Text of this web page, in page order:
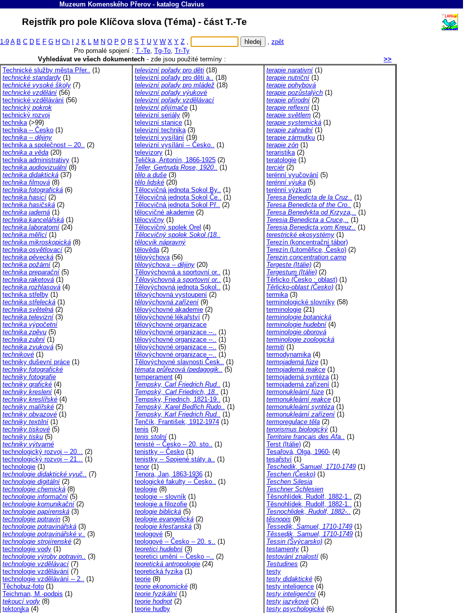
Muzeum Komenského Přerov - katalog Clavius
Rejstřík pro pole Klíčova slova (Téma) - část T.-Te
1-9 A B C D E F G H Ch J K L M N O P Q R S T U V W X Y Z , , zpět
Pro pomalé spojení : T.-Te, Tg-To, Tr-Ty
Vyhledávat ve všech dokumentech - zde jsou použité termíny :
>>
Technické služby města Přer.. (1)
technické standardy (1)
technické vysoké školy (7)
technické vzdělání(56)
technické vzdělávání (56)
technický pokrok
technický rozvoj
technika(>99)
technika -- Česko (1)
technika -- dějiny
technika a společnost -- 20.. (2)
technika a věda (20)
technika administrativy (1)
technika audiovizuální(8)
technika didaktická (37)
technika filmová (8)
technika fotografická (6)
technika hasicí(2)
technika hasičská (2)
technika jaderná (1)
technika kancelářská (1)
technika laboratorní(24)
technika měřicí(1)
technika mikroskopická (8)
technika osvětlovací(2)
technika pěvecká (5)
technika požární(2)
technika preparační(5)
technika raketová (1)
technika rozhlasová (4)
technika střelby (1)
technika střelecká (1)
technika světelná (2)
technika televizní(3)
technika výpočetní
technika zpěvu (5)
technika zubní(1)
technika zvuková (5)
technikové (1)
techniky duševní práce (1)
techniky fotografické
techniky fotografie
techniky grafické (4)
techniky kreslení(4)
techniky kreslířské (4)
techniky malířské (2)
techniky obvazové (1)
techniky textilní(1)
techniky tiskové (5)
techniky tisku (5)
techniky výtvarné
technologický rozvoj -- 20... (2)
technologický rozvoj -- 21... (1)
technologie (1)
technologie didaktické vyuč.. (7)
technologie digitální(2)
technologie chemická (8)
technologie informační(5)
technologie komunikační(2)
technologie papírenská (3)
technologie potravin (3)
technologie potravinářská (3)
technologie potravinářské v.. (3)
technologie strojírenské (2)
technologie vody (1)
technologie výroby potravin.. (3)
technologie vzdělávací(7)
technologie vzdělávání (7)
technologie vzdělávání -- 2.. (1)
Těchobuz-foto (1)
Teichman, M.-podpis (1)
tekoucí vody (8)
tektonika(4)
televizní pořady pro děti (18)
televizní pořady pro děti a.. (18)
televizní pořady pro mládež (18)
televizní pořady výukové
televizní pořady vzdělávací
televizní přijímače (1)
televizní seriály (9)
televizní stanice (1)
televizní technika(3)
televizní vysílání (19)
televizní vysílání -- Česko.. (1)
televizory (1)
Telička, Antonín, 1866-1925 (2)
Teller, Gertruda Rose, 1920.. (1)
tělo a duše (3)
tělo lidské (20)
Tělocvičná jednota Sokol By.. (1)
Tělocvičná jednota Sokol Če.. (1)
Tělocvičná jednota Sokol Př.. (2)
tělocvičné akademie (2)
tělocvičny (1)
Tělocvičný spolek Orel (4)
Tělocvičný spolek Sokol (18..
tělocvik nápravný
tělověda(2)
tělovýchova(56)
tělovýchova -- dějiny (20)
Tělovýchovná a sportovní or.. (1)
Tělovýchovná a sportovní or.. (1)
Tělovýchovná jednota Sokol.. (1)
tělovýchovná vystoupení (2)
tělovýchovná zařízení(9)
tělovýchovné akademie (2)
tělovýchovné lékařství (7)
tělovýchovné organizace
tělovýchovné organizace --.. (1)
tělovýchovné organizace --.. (1)
tělovýchovné organizace --.. (5)
tělovýchovné organizace --.. (1)
Tělovýchovné slavnosti Česk.. (1)
témata průřezová (pedagogik.. (5)
temperament (4)
Tempsky, Carl Friedrich Rud.. (1)
Tempský, Carl Friedrich, 18.. (1)
Tempsky, Friedrich, 1821-19.. (1)
Tempský, Karel Bedřich Rudo.. (1)
Tempsky, Karl Friedrich Rud.. (1)
Tenčík, František, 1912-1974 (1)
tenis (3)
tenis stolní(1)
tenisté -- Česko -- 20. sto.. (1)
tenistky -- Česko (1)
tenistky -- Spojené státy a.. (1)
tenor(1)
Tenora, Jan, 1863-1936 (1)
teologické fakulty -- Česko.. (1)
teologie (8)
teologie -- slovník (1)
teologie a filozofie (1)
teologie biblická (5)
teologie evangelická (2)
teologie křesťanská (3)
teologové (5)
teologové -- Česko -- 20. s.. (1)
teoretici hudební(3)
teoretici umění -- Česko --.. (2)
teoretická antropologie (24)
teoretická fyzika(1)
teorie (8)
teorie ekonomické (8)
teorie fyzikální(1)
teorie hodnot (2)
teorie hudby
terapie narativní(1)
terapie nutriční(1)
terapie pohybová
terapie pozůstalých (1)
terapie přírodní(2)
terapie reflexní(1)
terapie světlem (2)
terapie systemická (1)
terapie zahradní(1)
terapie zármutku (1)
terapie zón (1)
teraristika(2)
teratologie (1)
terciér(2)
terénní vyučování (5)
terénní výuka (5)
terénní výzkum
Teresa Benedicta de la Cruz.. (1)
Teresa Benedicta of the Cro.. (1)
Teresa Benedykta od Krzyza,.. (1)
Teresia Benedicta a Cruce,.. (1)
Teresia Benedicta vom Kreuz.. (1)
terestrické ekosystémy (1)
Terezín (koncentrační tábor)
Terezín (Litoměřice, Česko) (2)
Terezin concentration camp
Tergeste (Itálie) (2)
Tergestum (Itálie) (2)
Těrlicko (Česko : oblast) (1)
Těrlicko-oblast (Česko) (1)
termika(3)
terminologické slovníky (58)
terminologie (21)
terminologie botanická
terminologie hudební(4)
terminologie oborová
terminologie zoologická
termiti (1)
termodynamika(4)
termojaderná fúze (1)
termojaderná reakce (1)
termojaderná syntéza(1)
termojaderná zařízení (1)
termonukleární fúze (1)
termonukleární reakce (1)
termonukleární syntéza (1)
termonukleární zařízení(1)
termoregulace těla (2)
terorismus biologický (1)
Territoire français des Afa.. (1)
Terst (Itálie) (2)
Tesařová, Olga, 1960- (4)
tesařství (1)
Teschedik, Samuel, 1710-1749 (1)
Teschen (Česko) (1)
Teschen Silesia
Teschner Schlesien
Těsnohlídek, Rudolf, 1882-1.. (2)
Těsnohlídek, Rudolf, 1882-1.. (1)
Tesnochlidek, Rudolf, 1882-.. (2)
těsnopis (9)
Tessedik, Samuel, 1710-1749 (1)
Těssedjk, Samuel, 1710-1749 (1)
Tessin (Švýcarsko) (2)
testamenty (1)
testování znalostí(6)
Testudines (2)
testy
testy didaktické (6)
testy inteligence (4)
testy inteligenční(4)
testy jazykové (2)
testy psychologické (6)